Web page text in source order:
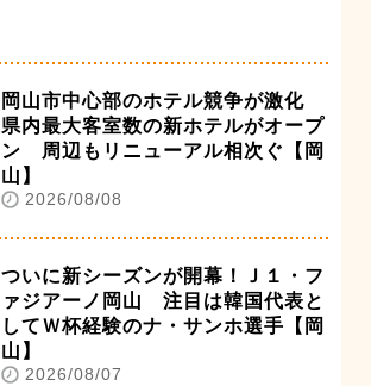
岡山市中心部のホテル競争が激化
県内最大客室数の新ホテルがオープ
ン 周辺もリニューアル相次ぐ【岡
山】
2026/08/08
ついに新シーズンが開幕！Ｊ１・フ
ァジアーノ岡山 注目は韓国代表と
してＷ杯経験のナ・サンホ選手【岡
山】
2026/08/07